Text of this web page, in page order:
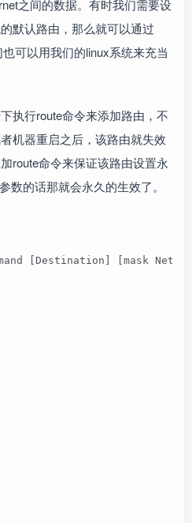
之间的数据。有时我们需要设
默认路由，那么就可以通过
可以用我们的linux系统来充当
执行route命令来添加路由，不
机器重启之后，该路由就失效
route命令来保证该路由设置永
数的话那就会永久的生效了。
[Destination] [mask